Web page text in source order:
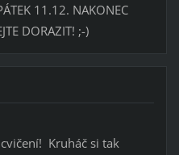
11.12. NAKONEC
DORAZIT! ;-)
Kruháč si tak